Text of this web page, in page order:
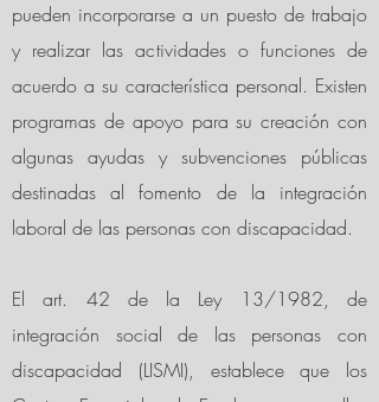
pueden incorporarse a un puesto de trabajo
y realizar las actividades o funciones de
acuerdo a su característica personal. Existen
programas de apoyo para su creación con
algunas ayudas y subvenciones públicas
destinadas al fomento de la integración
laboral de las personas con discapacidad.
El art. 42 de la Ley 13/1982, de
integración social de las personas con
discapacidad (LISMI), establece que los